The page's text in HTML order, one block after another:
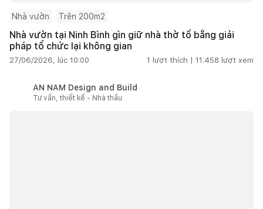
Nhà vườn Trên 200m2
Nhà vườn tại Ninh Bình gìn giữ nhà thờ tổ bằng giải
pháp tổ chức lại không gian
27/06/2026, lúc 10:00 1 lượt thích | 11.458 lượt xem
AN NAM Design and Build
Tư vấn, thiết kế - Nhà thầu